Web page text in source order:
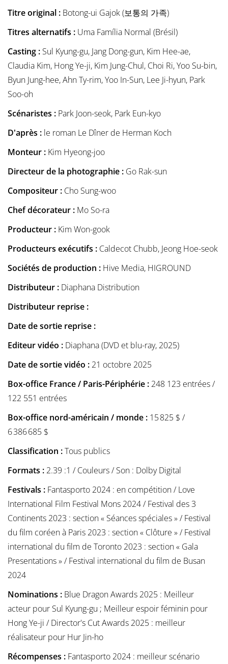
Titre original : Botong-ui Gajok (보통의 가족)
Titres alternatifs : Uma Família Normal (Brésil)
Casting : Sul Kyung-gu, Jang Dong-gun, Kim Hee-ae,
Claudia Kim, Hong Ye-ji, Kim Jung-Chul, Choi Ri, Yoo Su-bin,
Byun Jung-hee, Ahn Ty-rim, Yoo In-Sun, Lee Ji-hyun, Park
Soo-oh
Scénaristes : Park Joon-seok, Park Eun-kyo
D'après : le roman Le Dîner de Herman Koch
Monteur : Kim Hyeong-joo
Directeur de la photographie : Go Rak-sun
Compositeur : Cho Sung-woo
Chef décorateur : Mo So-ra
Producteur : Kim Won-gook
Producteurs exécutifs : Caldecot Chubb, Jeong Hoe-seok
Sociétés de production : Hive Media, HIGROUND
Distributeur : Diaphana Distribution
Distributeur reprise :
Date de sortie reprise :
Editeur vidéo : Diaphana (DVD et blu-ray, 2025)
Date de sortie vidéo : 21 octobre 2025
Box-office France / Paris-Périphérie : 248 123 entrées /
122 551 entrées
Box-office nord-américain / monde : 15 825 $ /
6 386 685 $
Classification :Tous publics
Formats : 2.39 :1 / Couleurs / Son : Dolby Digital
Festivals : Fantasporto 2024 : en compétition / Love
International Film Festival Mons 2024 / Festival des 3
Continents 2023 : section « Séances spéciales » / Festival
du film coréen à Paris 2023 : section « Clôture » / Festival
international du film de Toronto 2023 : section « Gala
Presentations » / Festival international du film de Busan
2024
Nominations : Blue Dragon Awards 2025 : Meilleur
acteur pour Sul Kyung-gu ; Meilleur espoir féminin pour
Hong Ye-ji / Director's Cut Awards 2025 : meilleur
réalisateur pour Hur Jin-ho
Récompenses : Fantasporto 2024 : meilleur scénario